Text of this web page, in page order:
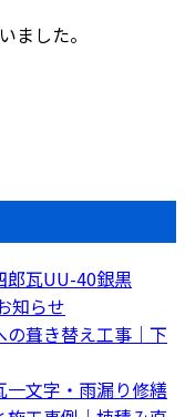
ました。
郎瓦UU-40銀黒
知らせ
の葺き替え工事｜下
一文字・雨漏り修繕